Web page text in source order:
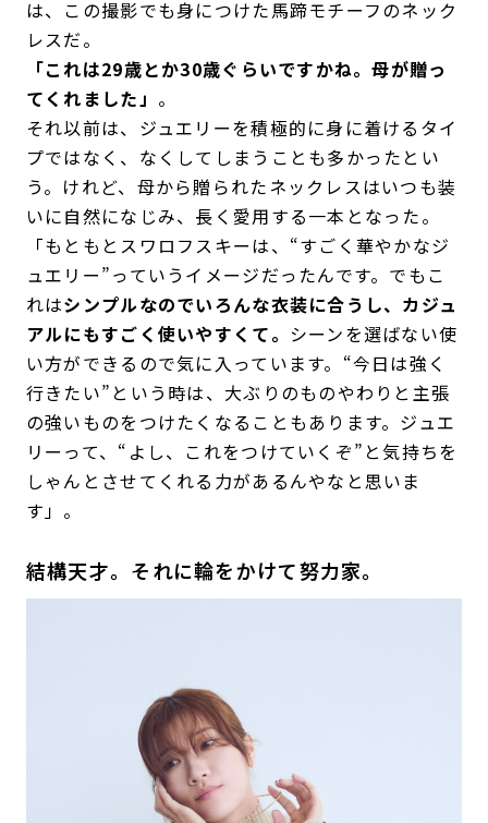
は、この撮影でも身につけた馬蹄モチーフのネック
レスだ。
「これは29歳とか30歳ぐらいですかね。母が贈っ
てくれました」 。
それ以前は、ジュエリーを積極的に身に着けるタイ
プではなく、なくしてしまうことも多かったとい
う。けれど、母から贈られたネックレスはいつも装
いに自然になじみ、長く愛用する一本となった。
「もともとスワロフスキーは、“すごく華やかなジ
ュエリー”っていうイメージだったんです。でもこ
れはシンプルなのでいろんな衣装に合うし、カジュ
アルにもすごく使いやすくて。 シーンを選ばない使
い方ができるので気に入っています。“今日は強く
行きたい”という時は、大ぶりのものやわりと主張
の強いものをつけたくなることもあります。ジュエ
リーって、“よし、これをつけていくぞ”と気持ちを
しゃんとさせてくれる力があるんやなと思いま
す」。
結構天才。それに輪をかけて努力家。